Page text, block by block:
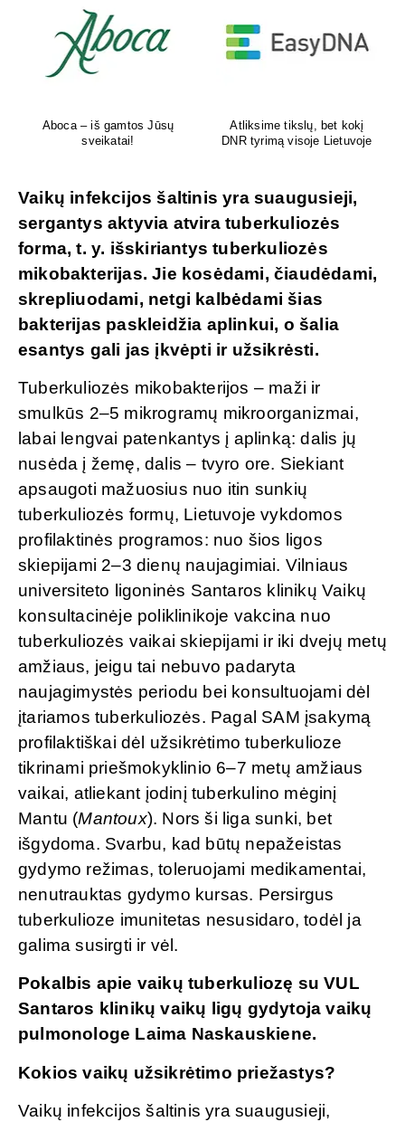
Aboca – iš gamtos Jūsų
sveikatai!
Atliksime tikslų, bet kokį
DNR tyrimą visoje Lietuvoje
Vaikų infekcijos šaltinis yra suaugusieji,
sergantys aktyvia atvira tuberkuliozės
forma, t. y. išskiriantys tuberkuliozės
mikobakterijas. Jie kosėdami, čiaudėdami,
skrepliuodami, netgi kalbėdami šias
bakterijas paskleidžia aplinkui, o šalia
esantys gali jas įkvėpti ir užsikrėsti.
Tuberkuliozės mikobakterijos – maži ir
smulkūs 2–5 mikrogramų mikroorganizmai,
labai lengvai patenkantys į aplinką: dalis jų
nusėda į žemę, dalis – tvyro ore. Siekiant
apsaugoti mažuosius nuo itin sunkių
tuberkuliozės formų, Lietuvoje vykdomos
profilaktinės programos: nuo šios ligos
skiepijami 2–3 dienų naujagimiai. Vilniaus
universiteto ligoninės Santaros klinikų Vaikų
konsultacinėje poliklinikoje vakcina nuo
tuberkuliozės vaikai skiepijami ir iki dvejų metų
amžiaus, jeigu tai nebuvo padaryta
naujagimystės periodu bei konsultuojami dėl
įtariamos tuberkuliozės. Pagal SAM įsakymą
profilaktiškai dėl užsikrėtimo tuberkulioze
tikrinami priešmokyklinio 6–7 metų amžiaus
vaikai, atliekant įodinį tuberkulino mėginį
Mantu (Mantoux). Nors ši liga sunki, bet
išgydoma. Svarbu, kad būtų nepažeistas
gydymo režimas, toleruojami medikamentai,
nenutrauktas gydymo kursas. Persirgus
tuberkulioze imunitetas nesusidaro, todėl ja
galima susirgti ir vėl.
Pokalbis apie vaikų tuberkuliozę su VUL
Santaros klinikų vaikų ligų gydytoja vaikų
pulmonologe Laima Naskauskiene.
Kokios vaikų užsikrėtimo priežastys?
Vaikų infekcijos šaltinis yra suaugusieji,